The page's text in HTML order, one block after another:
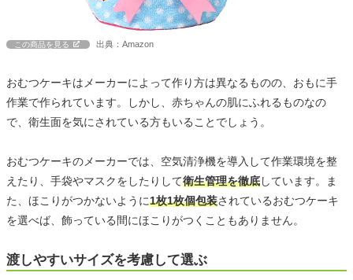
この商品を見る 出典：Amazon
おむつケーキはメーカーによって作り方は異なるものの、おもに手
作業で作られています。しかし、赤ちゃんの肌にふれるものなの
で、衛生面を気にされている方もいることでしょう。
おむつケーキのメーカーでは、空気清浄機を導入して作業環境を整
えたり、手袋やマスクをしたりして衛生管理を徹底しています。ま
た、ほこりがつかないように1枚1枚個包装されているおむつケーキ
を選べば、飾っている間にほこりがつくこともありません。
渡しやすいサイズを考慮して選ぶ